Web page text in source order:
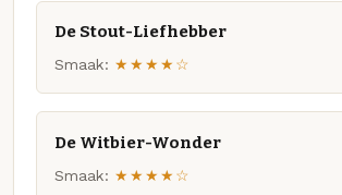
De Stout-Liefhebber
Smaak: ★★★★☆
De Witbier-Wonder
Smaak: ★★★★☆